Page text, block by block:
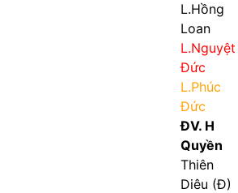
L.Hồng
Loan
L.Nguyệt
Đức
L.Phúc
Đức
ĐV. H
Quyền
Thiên
Diêu (Đ)